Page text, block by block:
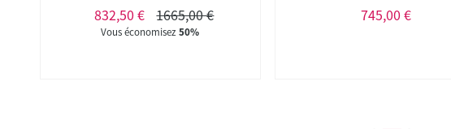
832,50 €
1665,00 €
Vous économisez50%
745,00 €